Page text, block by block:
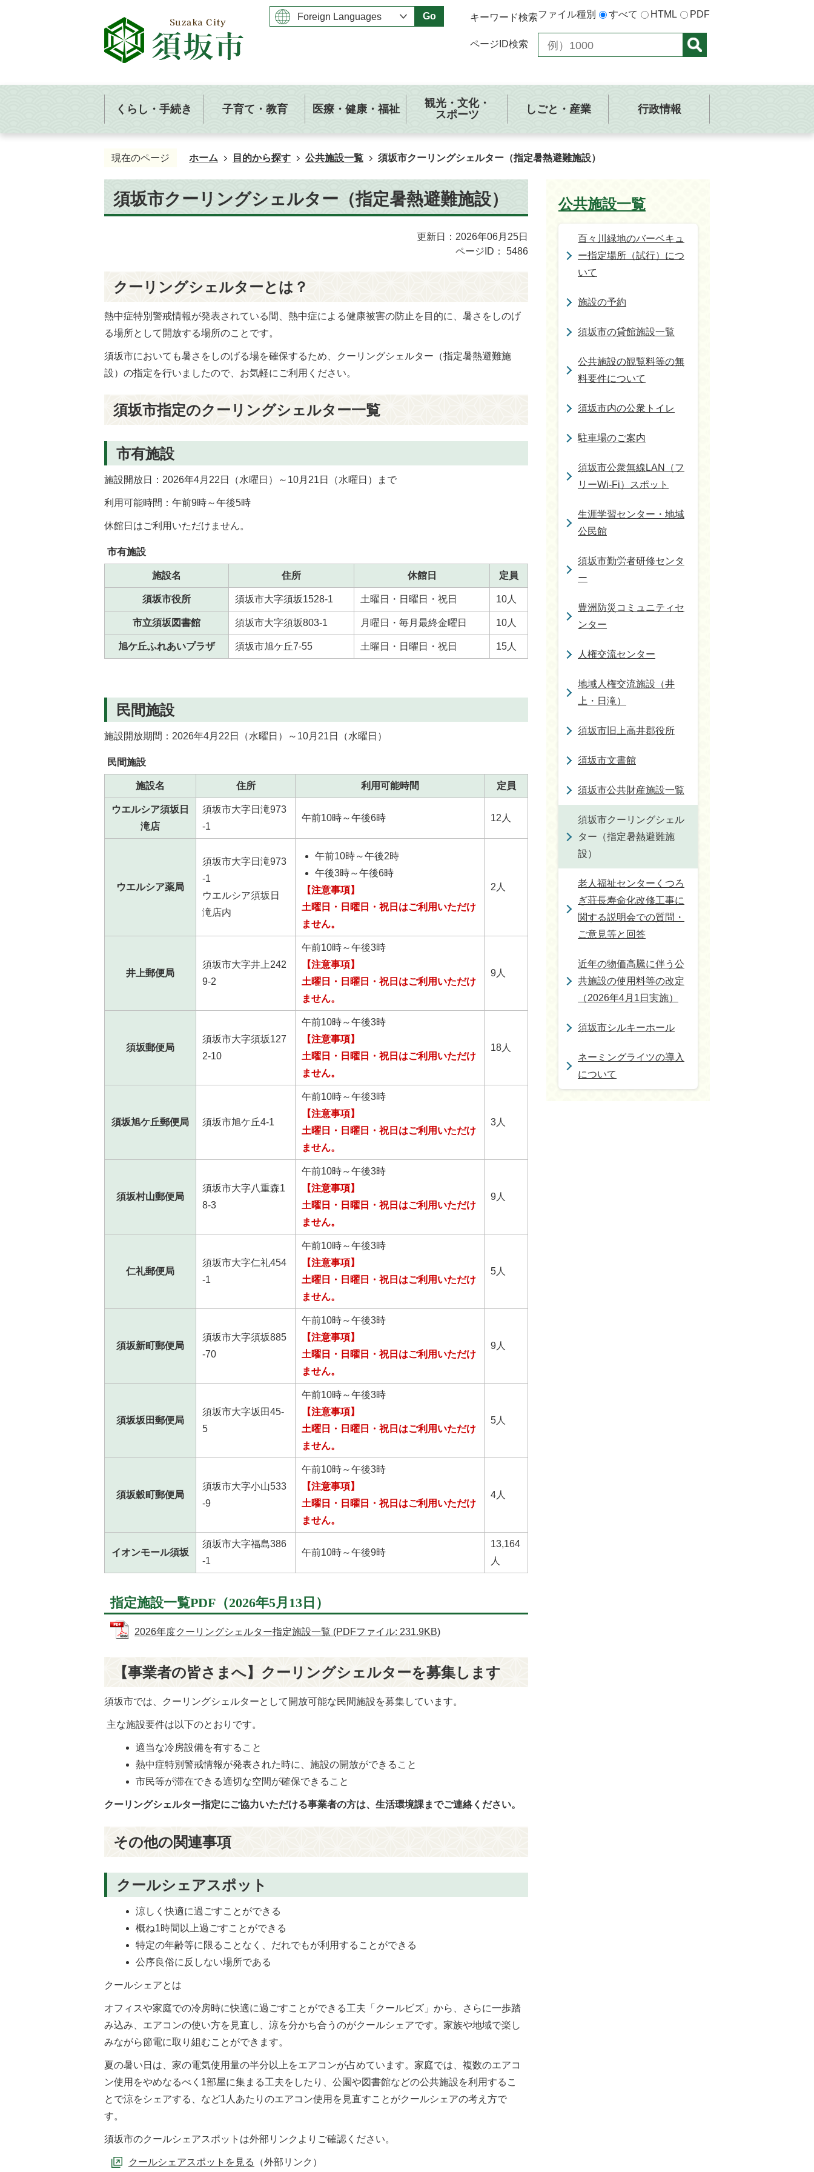
Go キーワード検索ファイル種別 すべて HTML PDF
ページID検索
くらし・手続き 子育て・教育 医療・健康・福祉
観光・文化・
スポーツ
しごと・産業 行政情報
現在のページ ホーム 目的から探す 公共施設一覧 須坂市クーリングシェルター（指定暑熱避難施設）
須坂市クーリングシェルター（指定暑熱避難施設）
更新日：2026年06月25日
ページID：
5486
クーリングシェルターとは？
熱中症特別警戒情報が発表されている間、熱中症による健康被害の防止を目的に、暑さをしのげ
る場所として開放する場所のことです。
須坂市においても暑さをしのげる場を確保するため、クーリングシェルター（指定暑熱避難施
設）の指定を行いましたので、お気軽にご利用ください。
須坂市指定のクーリングシェルター一覧
市有施設
施設開放日：2026年4月22日（水曜日）～10月21日（水曜日）まで
利用可能時間：午前9時～午後5時
休館日はご利用いただけません。
市有施設
施設名 住所 休館日 定員
須坂市役所 須坂市大字須坂1528-1 土曜日・日曜日・祝日 10人
市立須坂図書館 須坂市大字須坂803-1 月曜日・毎月最終金曜日 10人
旭ケ丘ふれあいプラザ 須坂市旭ケ丘7-55 土曜日・日曜日・祝日 15人
民間施設
施設開放期間：2026年4月22日（水曜日）～10月21日（水曜日）
民間施設
施設名 住所 利用可能時間 定員
ウエルシア須坂日
滝店
須坂市大字日滝973
-1
午前10時～午後6時 12人
ウエルシア薬局
須坂市大字日滝973
-1
ウエルシア須坂日
滝店内
午前10時～午後2時
午後3時～午後6時
【注意事項】
土曜日・日曜日・祝日はご利用いただけ
ません。
2人
井上郵便局
須坂市大字井上242
9-2
午前10時～午後3時
【注意事項】
土曜日・日曜日・祝日はご利用いただけ
ません。
9人
須坂郵便局
須坂市大字須坂127
2-10
午前10時～午後3時
【注意事項】
土曜日・日曜日・祝日はご利用いただけ
ません。
18人
須坂旭ケ丘郵便局 須坂市旭ケ丘4-1
午前10時～午後3時
【注意事項】
土曜日・日曜日・祝日はご利用いただけ
ません。
3人
須坂村山郵便局
須坂市大字八重森1
8-3
午前10時～午後3時
【注意事項】
土曜日・日曜日・祝日はご利用いただけ
ません。
9人
仁礼郵便局
須坂市大字仁礼454
-1
午前10時～午後3時
【注意事項】
土曜日・日曜日・祝日はご利用いただけ
ません。
5人
須坂新町郵便局
須坂市大字須坂885
-70
午前10時～午後3時
【注意事項】
土曜日・日曜日・祝日はご利用いただけ
ません。
9人
須坂坂田郵便局
須坂市大字坂田45-
5
午前10時～午後3時
【注意事項】
土曜日・日曜日・祝日はご利用いただけ
ません。
5人
須坂穀町郵便局
須坂市大字小山533
-9
午前10時～午後3時
【注意事項】
土曜日・日曜日・祝日はご利用いただけ
ません。
4人
イオンモール須坂
須坂市大字福島386
-1
午前10時～午後9時
13,164
人
指定施設一覧PDF（2026年5月13日）
2026年度クーリングシェルター指定施設一覧 (PDFファイル: 231.9KB)
【事業者の皆さまへ】クーリングシェルターを募集します
須坂市では、クーリングシェルターとして開放可能な民間施設を募集しています。
主な施設要件は以下のとおりです。
適当な冷房設備を有すること
熱中症特別警戒情報が発表された時に、施設の開放ができること
市民等が滞在できる適切な空間が確保できること
クーリングシェルター指定にご協力いただける事業者の方は、生活環境課までご連絡ください。
その他の関連事項
クールシェアスポット
涼しく快適に過ごすことができる
概ね1時間以上過ごすことができる
特定の年齢等に限ることなく、だれでもが利用することができる
公序良俗に反しない場所である
クールシェアとは
オフィスや家庭での冷房時に快適に過ごすことができる工夫「クールビズ」から、さらに一歩踏
み込み、エアコンの使い方を見直し、涼を分かち合うのがクールシェアです。家族や地域で楽し
みながら節電に取り組むことができます。
夏の暑い日は、家の電気使用量の半分以上をエアコンが占めています。家庭では、複数のエアコ
ン使用をやめなるべく1部屋に集まる工夫をしたり、公園や図書館などの公共施設を利用するこ
とで涼をシェアする、など1人あたりのエアコン使用を見直すことがクールシェアの考え方で
す。
須坂市のクールシェアスポットは外部リンクよりご確認ください。
クールシェアスポットを見る （外部リンク）
公共施設一覧
百々川緑地のバーベキュ
ー指定場所（試行）につ
いて
施設の予約
須坂市の貸館施設一覧
公共施設の観覧料等の無
料要件について
須坂市内の公衆トイレ
駐車場のご案内
須坂市公衆無線LAN（フ
リーWi-Fi）スポット
生涯学習センター・地域
公民館
須坂市勤労者研修センタ
ー
豊洲防災コミュニティセ
ンター
人権交流センター
地域人権交流施設（井
上・日滝）
須坂市旧上高井郡役所
須坂市文書館
須坂市公共財産施設一覧
須坂市クーリングシェル
ター（指定暑熱避難施
設）
老人福祉センターくつろ
ぎ荘長寿命化改修工事に
関する説明会での質問・
ご意見等と回答
近年の物価高騰に伴う公
共施設の使用料等の改定
（2026年4月1日実施）
須坂市シルキーホール
ネーミングライツの導入
について